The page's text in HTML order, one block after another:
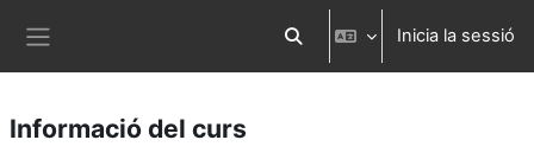
Commuta l'entrada de la cerca
Inicia la sessió
Informació del curs